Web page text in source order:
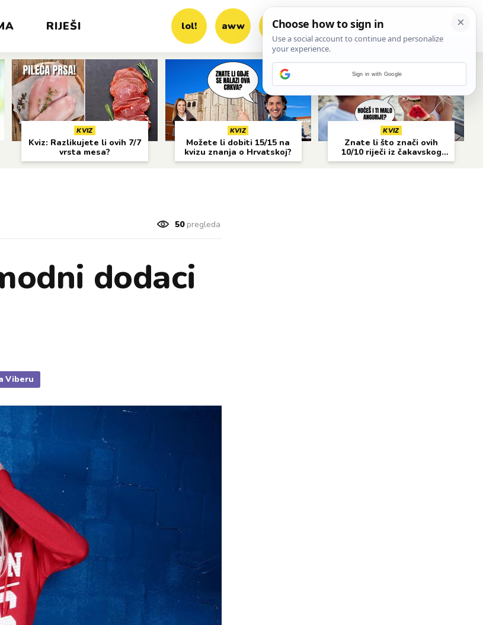
RIJEŠI lol! aww vrh! woot?!
KVIZ
Kviz: Razlikujete li ovih 7/7
vrsta mesa?
KVIZ
Možete li dobiti 15/15 na
kvizu znanja o Hrvatskoj?
KVIZ
Znate li što znači ovih
10/10 riječi iz čakavskog
narječja?
50pregleda
dodaci
Viberu
Sign in with Google